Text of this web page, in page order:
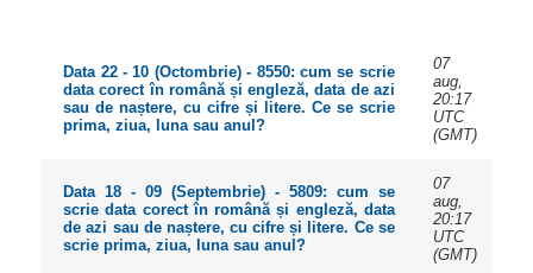
Data 22 - 10 (Octombrie) - 8550: cum se scrie
data corect în română și engleză, data de azi
sau de naștere, cu cifre și litere. Ce se scrie
prima, ziua, luna sau anul?
07
aug,
20:17
UTC
(GMT)
Data 18 - 09 (Septembrie) - 5809: cum se
scrie data corect în română și engleză, data
de azi sau de naștere, cu cifre și litere. Ce se
scrie prima, ziua, luna sau anul?
07
aug,
20:17
UTC
(GMT)